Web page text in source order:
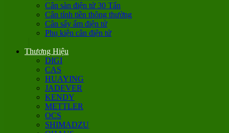
Cân sàn điện tử 30 Tấn
Cân tính tiền thông thường
Cân sấy ẩm điện tử
Phụ kiện cân điện tử
Thương Hiệu
DIGI
CAS
HUAYING
JADEVER
KENDY
METTLER
OCS
SHIMADZU